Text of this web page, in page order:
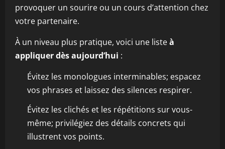
provoquer un sourire ou un cours d’attention chez
votre partenaire.
À un niveau plus pratique, voici une listeà
appliquer dès aujourd’hui :
Évitez les monologues interminables; espacez
vos phrases et laissez des silences respirer.
Évitez les clichés et les répétitions sur vous-
même; privilégiez des détails concrets qui
illustrent vos points.